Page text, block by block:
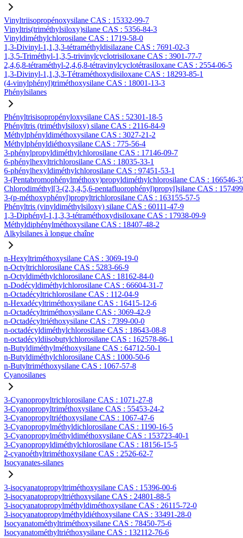
Vinyltriisopropénoxysilane CAS : 15332-99-7
Vinyltris(triméthylsiloxy)silane CAS : 5356-84-3
Vinyldiméthylchlorosilane CAS : 1719-58-0
1,3-Divinyl-1,1,3,3-tétraméthyldisilazane CAS : 7691-02-3
1,3,5-Triméthyl-1,3,5-trivinylcyclotrisiloxane CAS : 3901-77-7
2,4,6,8-tétraméthyl-2,4,6,8-tétravinylcyclotétrasiloxane CAS : 2554-06-5
1,3-Divinyl-1,1,3,3-Tétraméthoxydisiloxane CAS : 18293-85-1
(4-vinylphényl)triméthoxysilane CAS : 18001-13-3
Phénylsilanes
Phényltrisisopropényloxysilane CAS : 52301-18-5
Phényltris (triméthylsiloxy) silane CAS : 2116-84-9
Méthylphényldiméthoxysilane CAS : 3027-21-2
Méthylphényldiéthoxysilane CAS : 775-56-4
3-phénylpropyldiméthylchlorosilane CAS : 17146-09-7
6-phénylhexyltrichlorosilane CAS : 18035-33-1
6-phénylhexyldiméthylchlorosilane CAS : 97451-53-1
3-(Pentabromophénylméthoxy)propyldiméthylchlorosilane CAS : 166546-
Chlorodiméthyl[3-(2,3,4,5,6-pentafluorophényl)propyl]silane CAS :
3-(p-méthoxyphényl)propyltrichlorosilane CAS : 163155-57-5
Phényltris (vinyldiméthylsiloxy) silane CAS : 60111-47-9
1,3-Diphényl-1,1,3,3-tétraméthoxydisiloxane CAS : 17938-09-9
Méthyldiphénylméthoxysilane CAS : 18407-48-2
Alkylsilanes à longue chaîne
n-Hexyltriméthoxysilane CAS : 3069-19-0
n-Octyltrichlorosilane CAS : 5283-66-9
n-Octyldiméthylchlorosilane CAS : 18162-84-0
n-Dodécyldiméthylchlorosilane CAS : 66604-31-7
n-Octadécyltrichlorosilane CAS : 112-04-9
n-Hexadécyltriméthoxysilane CAS : 16415-12-6
n-Octadécyltriméthoxysilane CAS : 3069-42-9
n-Octadécyltriéthoxysilane CAS : 7399-00-0
n-octadécyldiméthylchlorosilane CAS : 18643-08-8
n-octadécyldiisobutylchlorosilane CAS : 162578-86-1
n-Butyldiméthylméthoxysilane CAS : 64712-50-1
n-Butyldiméthylchlorosilane CAS : 1000-50-6
n-Butyltriméthoxysilane CAS : 1067-57-8
Cyanosilanes
3-Cyanopropyltrichlorosilane CAS : 1071-27-8
3-Cyanopropyltriméthoxysilane CAS : 55453-24-2
3-Cyanopropyltriéthoxysilane CAS : 1067-47-6
3-Cyanopropylméthyldichlorosilane CAS : 1190-16-5
3-Cyanopropylméthyldiméthoxysilane CAS : 153723-40-1
3-Cyanopropyldiméthylchlorosilane CAS : 18156-15-5
2-cyanoéthyltriméthoxysilane CAS : 2526-62-7
Isocyanates-silanes
3-isocyanatopropyltriméthoxysilane CAS : 15396-00-6
3-isocyanatopropyltriéthoxysilane CAS : 24801-88-5
3-isocyanatopropylméthyldiméthoxysilane CAS : 26115-72-0
3-isocyanatopropylméthyldiéthoxysilane CAS : 33491-28-0
Isocyanatométhyltriméthoxysilane CAS : 78450-75-6
Isocyanatométhyltriéthoxysilane CAS : 132112-76-6